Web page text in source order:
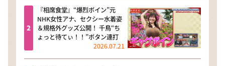
ザキ山小屋本館
ぺこぱのまるスポ
アナ回覧板
『相席食堂』“爆烈ボイン”元
NHK女性アナ、セクシー水着姿
＆規格外グッズ公開！ 千鳥“ち
ょっと待てぃ！！”ボタン連打
2026.07.21